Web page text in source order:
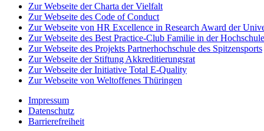
Zur Webseite der Charta der Vielfalt
Zur Webseite des Code of Conduct
Zur Webseite von HR Excellence in Research Award der
Zur Webseite des Best Practice-Club Familie in der Hochschule
Zur Webseite des Projekts Partnerhochschule des Spitzensports
Zur Webseite der Stiftung Akkreditierungsrat
Zur Webseite der Initiative Total E-Quality
Zur Webseite von Weltoffenes Thüringen
Impressum
Datenschutz
Barrierefreiheit